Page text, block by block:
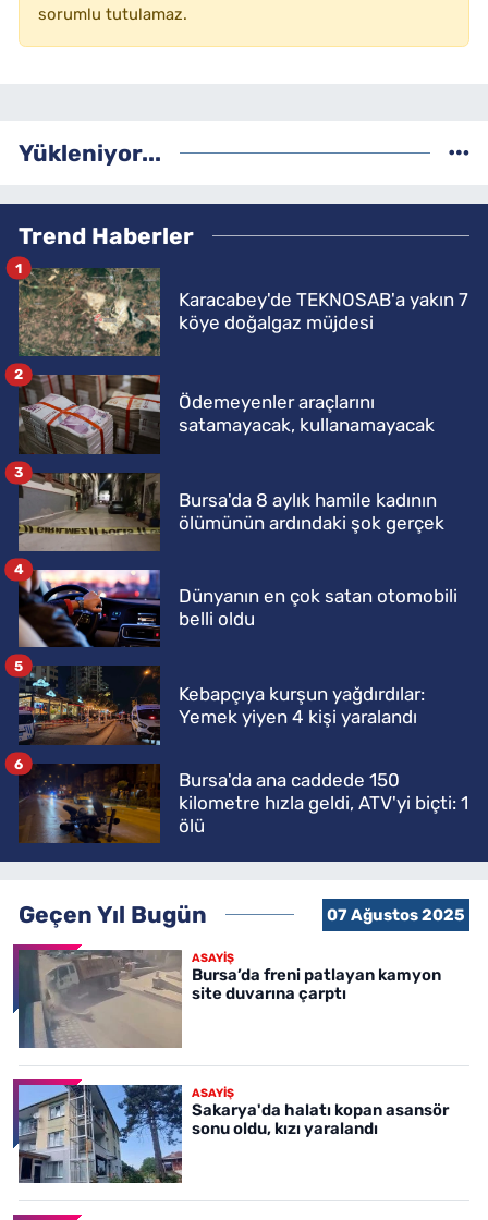
sorumlu tutulamaz.
Yükleniyor...
Trend Haberler
Karacabey'de TEKNOSAB'a yakın 7
köye doğalgaz müjdesi
1
Ödemeyenler araçlarını
satamayacak, kullanamayacak
2
Bursa'da 8 aylık hamile kadının
ölümünün ardındaki şok gerçek
3
Dünyanın en çok satan otomobili
belli oldu
4
Kebapçıya kurşun yağdırdılar:
Yemek yiyen 4 kişi yaralandı
5
Bursa'da ana caddede 150
kilometre hızla geldi, ATV'yi biçti: 1
ölü
6
Geçen Yıl Bugün 07 Ağustos 2025
ASAYİŞ
Bursa’da freni patlayan kamyon
site duvarına çarptı
ASAYİŞ
Sakarya'da halatı kopan asansör
sonu oldu, kızı yaralandı